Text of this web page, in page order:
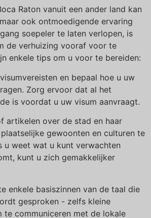
Raton vanuit een ander land kan
ook ontmoedigende ervaring
soepeler te laten verlopen, is
de verhuizing vooraf voor te
enkele tips om u voor te bereiden:
en bepaal hoe u uw
Zorg ervoor dat al het
is voordat u uw visum aanvraagt.
artikelen over de stad en haar
gewoonten en culturen te
u weet wat u kunt verwachten
kunt u zich gemakkelijker
enkele basiszinnen van de taal die
gesproken - zelfs kleine
te communiceren met de lokale